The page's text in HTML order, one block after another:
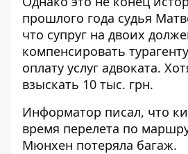
прошлого года судья
что супруг на двоих
компенсировать
оплату услуг адвоката.
взыскать 10 тыс. грн.
Информатор писал, что
время перелета по
Мюнхен потеряла багаж.